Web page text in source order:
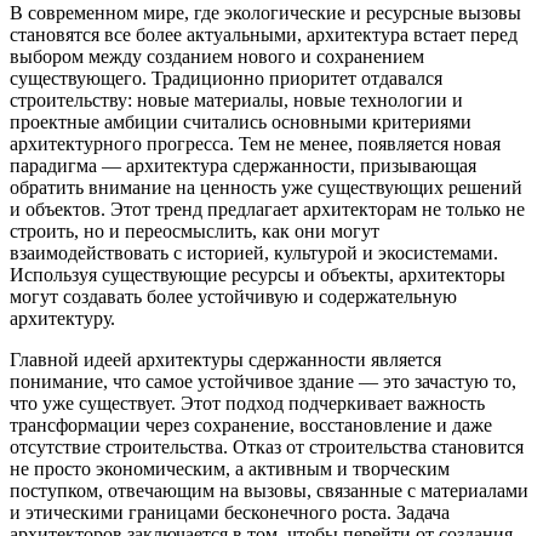
В современном мире, где экологические и ресурсные вызовы
становятся все более актуальными, архитектура встает перед
выбором между созданием нового и сохранением
существующего. Традиционно приоритет отдавался
строительству: новые материалы, новые технологии и
проектные амбиции считались основными критериями
архитектурного прогресса. Тем не менее, появляется новая
парадигма — архитектура сдержанности, призывающая
обратить внимание на ценность уже существующих решений
и объектов. Этот тренд предлагает архитекторам не только не
строить, но и переосмыслить, как они могут
взаимодействовать с историей, культурой и экосистемами.
Используя существующие ресурсы и объекты, архитекторы
могут создавать более устойчивую и содержательную
архитектуру.
Главной идеей архитектуры сдержанности является
понимание, что самое устойчивое здание — это зачастую то,
что уже существует. Этот подход подчеркивает важность
трансформации через сохранение, восстановление и даже
отсутствие строительства. Отказ от строительства становится
не просто экономическим, а активным и творческим
поступком, отвечающим на вызовы, связанные с материалами
и этическими границами бесконечного роста. Задача